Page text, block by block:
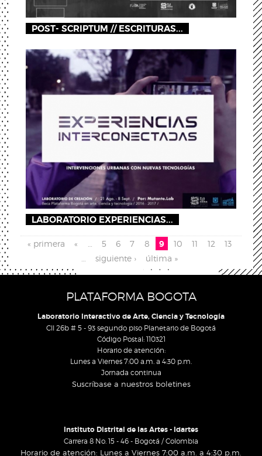
POST- SCRIPTUM // ESCRITURAS...
LABORATORIO EXPERIENCIAS...
Páginas
« primera « 5 6 7 8 9 10 11 12
13
siguiente › última »
PLATAFORMA BOGOTA
Laboratorio Interactivo de Arte, Ciencia y Tecnología
Cll 26b # 5 - 93 segundo piso Planetario de Bogotá
Código Postal: 110321
Horario de atención:
Lunes a Viernes 7:00 a.m. a 4:30 p.m.
Jornada continua
Suscríbase a nuestros boletines
Instituto Distrital de las Artes - Idartes
Carrera 8 No. 15 - 46 - Bogotá / Colombia
Horario de atención: Lunes a Viernes 7:00 a.m. a 4:30 p.m.